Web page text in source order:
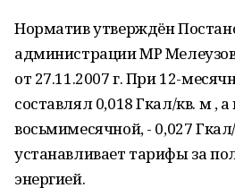
Норматив утверждён
администрации МР
от 27.11.2007 г. При 12-
составлял 0,018 Гкал/кв. м ,
восьмимесячной, - 0,027
устанавливает тарифы за
энергией.